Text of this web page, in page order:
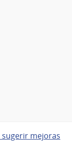
mejoras